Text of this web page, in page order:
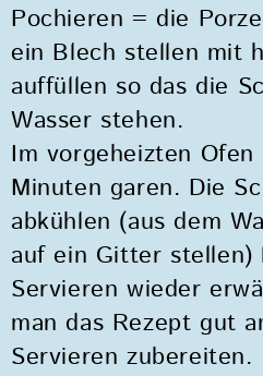
Pochieren = die
ein Blech stellen mit
auffüllen so das die
Wasser stehen.
Im vorgeheizten Ofen
Minuten garen. Die
abkühlen (aus dem
auf ein Gitter stellen)
Servieren wieder
man das Rezept gut
Servieren zubereiten.